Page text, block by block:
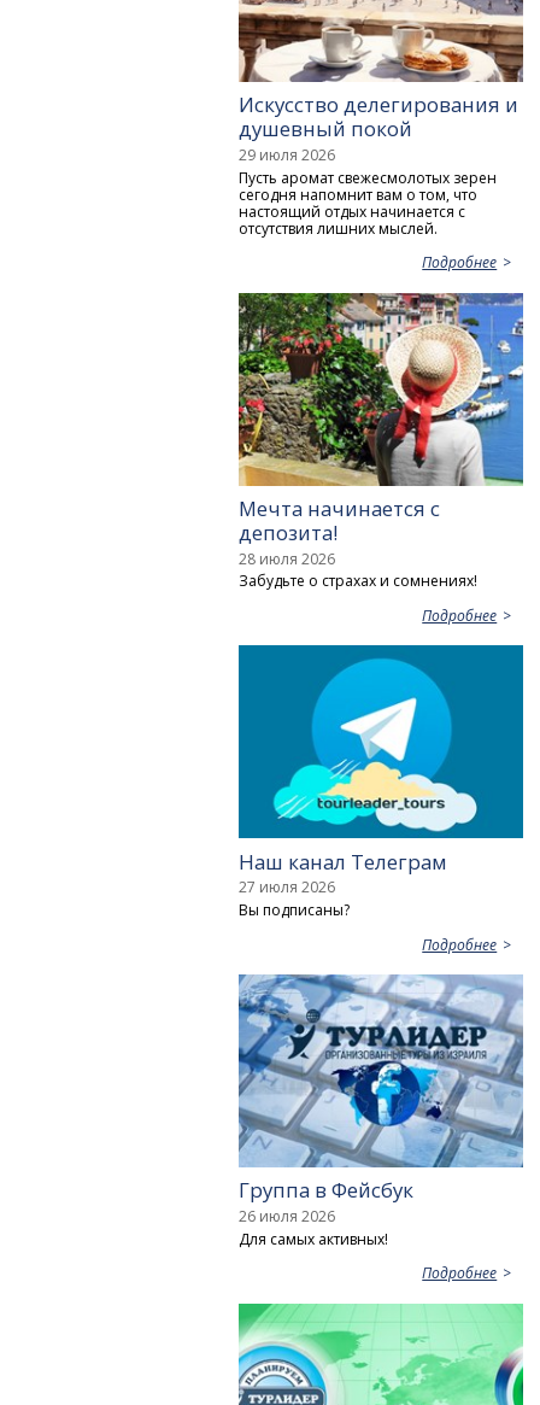
Искусство делегирования и
душевный покой
29 июля 2026
Пусть аромат свежесмолотых зерен
сегодня напомнит вам о том, что
настоящий отдых начинается с
отсутствия лишних мыслей.
Подробнее
Мечта начинается с
депозита!
28 июля 2026
Забудьте о страхах и сомнениях!
Подробнее
Наш канал Телеграм
27 июля 2026
Вы подписаны?
Подробнее
Группа в Фейсбук
26 июля 2026
Для самых активных!
Подробнее